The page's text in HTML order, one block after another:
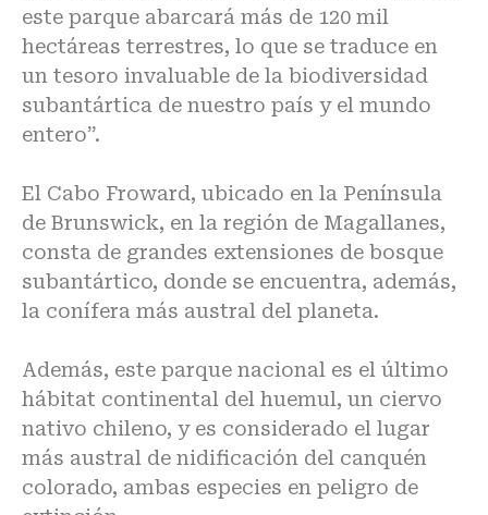
este parque abarcará más de 120 mil
hectáreas terrestres, lo que se traduce en
un tesoro invaluable de la biodiversidad
subantártica de nuestro país y el mundo
entero”.
El Cabo Froward, ubicado en la Península
de Brunswick, en la región de Magallanes,
consta de grandes extensiones de bosque
subantártico, donde se encuentra, además,
la conífera más austral del planeta.
Además, este parque nacional es el último
hábitat continental del huemul, un ciervo
nativo chileno, y es considerado el lugar
más austral de nidificación del canquén
colorado, ambas especies en peligro de